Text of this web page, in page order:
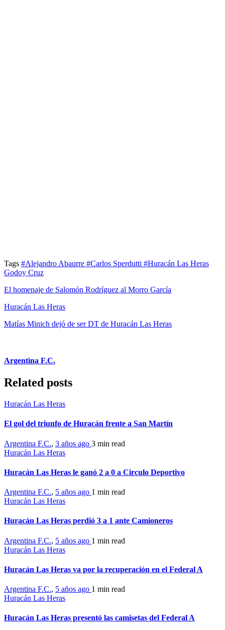
Tags #Alejandro Abaurre #Carlos Sperdutti #Huracán Las Heras
Godoy Cruz
El homenaje de Salomón Rodríguez al Morro García
Huracán Las Heras
Matías Minich dejó de ser DT de Huracán Las Heras
Argentina F.C.
Related posts
Huracán Las Heras
El gol del triunfo de Huracán frente a San Martín
Argentina F.C., 3 años ago 3 min read
Huracán Las Heras
Huracán Las Heras le ganó 2 a 0 a Circulo Deportivo
Argentina F.C., 5 años ago 1 min read
Huracán Las Heras
Huracán Las Heras perdió 3 a 1 ante Camioneros
Argentina F.C., 5 años ago 1 min read
Huracán Las Heras
Huracán Las Heras va por la recuperación en el Federal A
Argentina F.C., 5 años ago 1 min read
Huracán Las Heras
Huracán Las Heras presentó las camisetas del Federal A